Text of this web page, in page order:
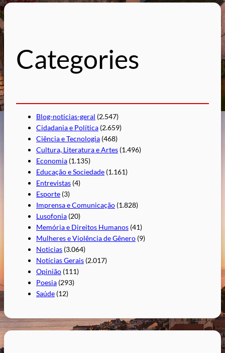
aCategories
Blog-noticias-geral (2.547)
Cidadania e Política (2.659)
Ciência e Tecnologia (468)
Cultura, Literatura e Artes (1.496)
Economia (1.135)
Educação e Sociedade (1.161)
Entrevistas (4)
Esporte (3)
Imprensa e Comunicação (1.828)
Lusofonia (20)
Memória e Direitos Humanos (41)
Mulheres e Violência de Gênero (9)
Noticias (3.064)
Notícias Gerais (2.017)
Opinião (111)
Poesia (293)
Saúde (12)